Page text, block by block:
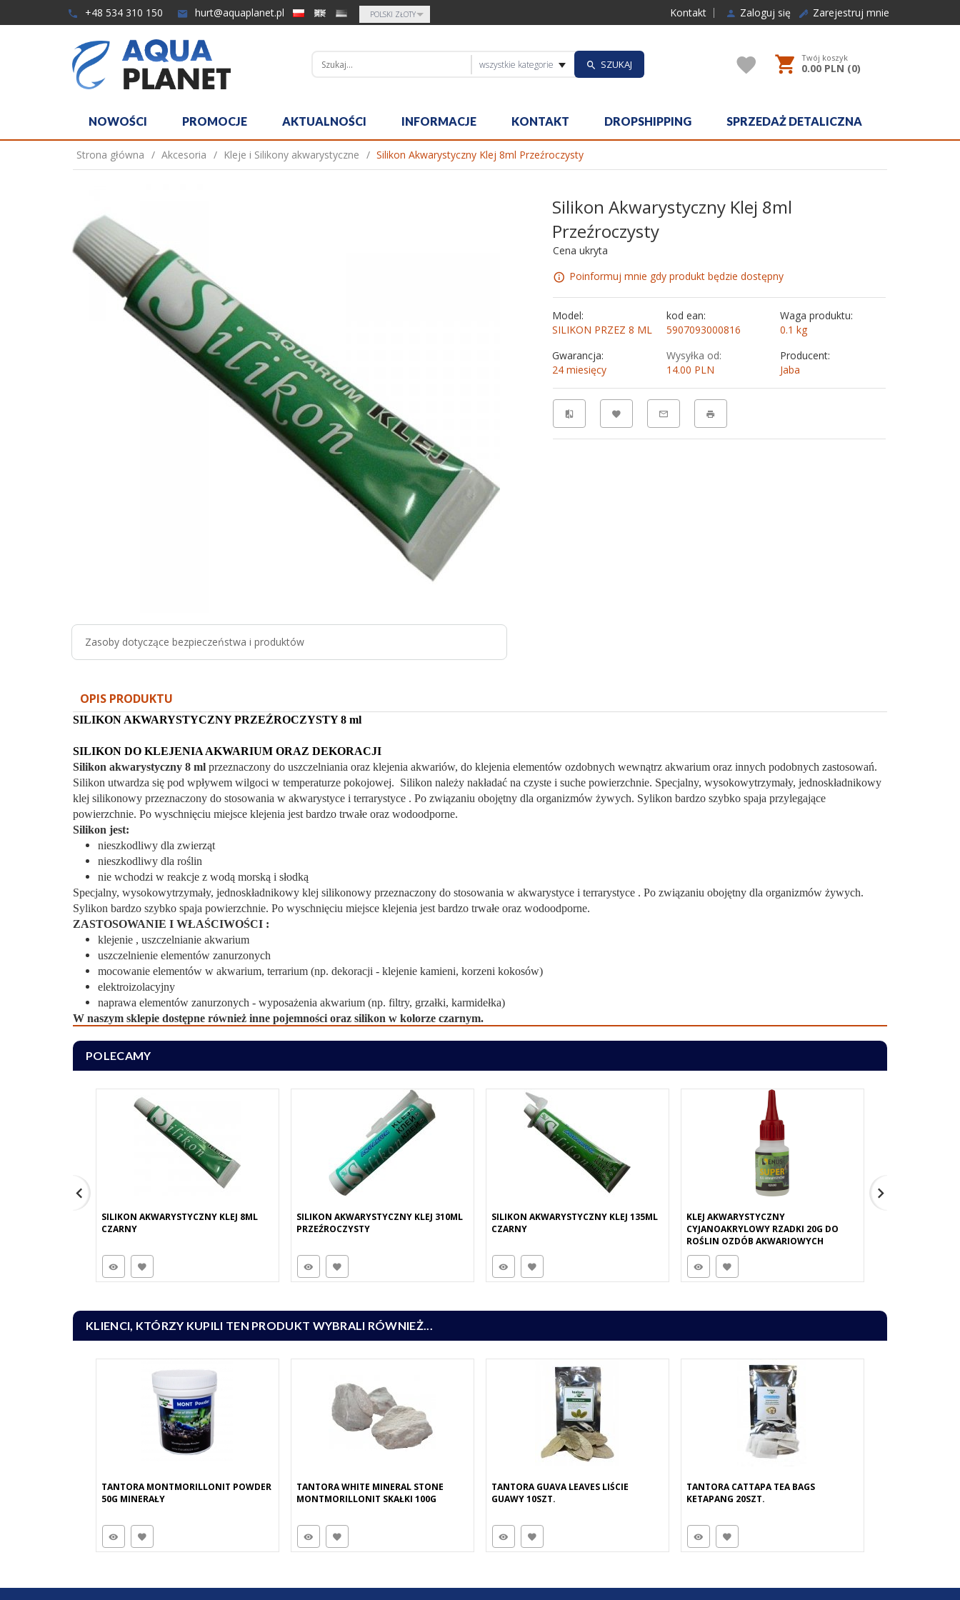
+48 534 310 150 hurt@aquaplanet.pl currency_h
POLSKI ZŁOTY Kontakt Zaloguj się Zarejestruj mnie
categories_searcher
wszystkie kategorie SZUKAJ
Twój koszyk
0.00 PLN (0)
NOWOŚCI PROMOCJE AKTUALNOŚCI INFORMACJE KONTAKT DROPSHIPPING SPRZEDAŻ DETALICZNA
Strona główna Akcesoria Kleje i Silikony akwarystyczne Silikon Akwarystyczny Klej 8ml Przeźroczysty
Zasoby dotyczące bezpieczeństwa i produktów
Silikon Akwarystyczny Klej 8ml
Przeźroczysty
Cena ukryta
Poinformuj mnie gdy produkt będzie dostępny
Model:
SILIKON PRZEZ 8 ML
kod ean:
5907093000816
Waga produktu:
0.1 kg
Gwarancja:
24 miesięcy
Wysyłka od:
14.00 PLN
Producent:
Jaba
OPIS PRODUKTU
SILIKON AKWARYSTYCZNY PRZEŹROCZYSTY 8 ml
SILIKON DO KLEJENIA AKWARIUM ORAZ DEKORACJI
Silikon akwarystyczny 8 ml przeznaczony do uszczelniania oraz klejenia akwariów, do klejenia elementów ozdobnych wewnątrz akwarium oraz innych podobnych zastosowań.
Silikon utwardza się pod wpływem wilgoci w temperaturze pokojowej. Silikon należy nakładać na czyste i suche powierzchnie. Specjalny, wysokowytrzymały, jednoskładnikowy
klej silikonowy przeznaczony do stosowania w akwarystyce i terrarystyce . Po związaniu obojętny dla organizmów żywych. Sylikon bardzo szybko spaja przylegające
powierzchnie. Po wyschnięciu miejsce klejenia jest bardzo trwałe oraz wodoodporne.
Silikon jest:
nieszkodliwy dla zwierząt
nieszkodliwy dla roślin
nie wchodzi w reakcje z wodą morską i słodką
Specjalny, wysokowytrzymały, jednoskładnikowy klej silikonowy przeznaczony do stosowania w akwarystyce i terrarystyce . Po związaniu obojętny dla organizmów żywych.
Sylikon bardzo szybko spaja powierzchnie. Po wyschnięciu miejsce klejenia jest bardzo trwałe oraz wodoodporne.
ZASTOSOWANIE I WŁAŚCIWOŚCI :
klejenie , uszczelnianie akwarium
uszczelnienie elementów zanurzonych
mocowanie elementów w akwarium, terrarium (np. dekoracji - klejenie kamieni, korzeni kokosów)
elektroizolacyjny
naprawa elementów zanurzonych - wyposażenia akwarium (np. filtry, grzałki, karmidełka)
W naszym sklepie dostępne również inne pojemności oraz silikon w kolorze czarnym.
POLECAMY
SILIKON AKWARYSTYCZNY KLEJ 8ML
CZARNY
SILIKON AKWARYSTYCZNY KLEJ 310ML
PRZEŹROCZYSTY
SILIKON AKWARYSTYCZNY KLEJ 135ML
CZARNY
KLEJ AKWARYSTYCZNY
CYJANOAKRYLOWY RZADKI 20G DO
ROŚLIN OZDÓB AKWARIOWYCH
KLIENCI, KTÓRZY KUPILI TEN PRODUKT WYBRALI RÓWNIEŻ...
TANTORA MONTMORILLONIT POWDER
50G MINERAŁY
TANTORA WHITE MINERAL STONE
MONTMORILLONIT SKAŁKI 100G
TANTORA GUAVA LEAVES LIŚCIE
GUAWY 10SZT.
TANTORA CATTAPA TEA BAGS
KETAPANG 20SZT.